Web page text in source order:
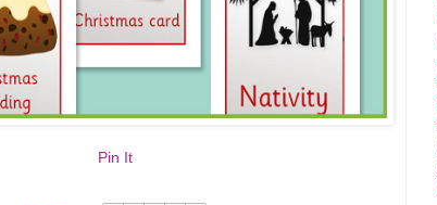
Pin It